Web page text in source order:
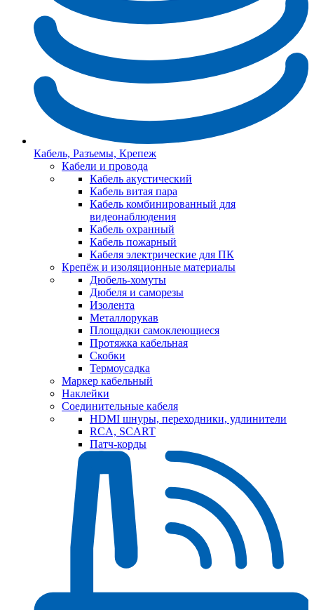
Кабель, Разъемы, Крепеж
Кабели и провода
Кабель акустический
Кабель витая пара
Кабель комбинированный для
видеонаблюдения
Кабель охранный
Кабель пожарный
Кабеля электрические для ПК
Крепёж и изоляционные материалы
Дюбель-хомуты
Дюбеля и саморезы
Изолента
Металлорукав
Площадки самоклеющиеся
Протяжка кабельная
Скобки
Термоусадка
Маркер кабельный
Наклейки
Соединительные кабеля
HDMI шнуры, переходники, удлинители
RCA, SCART
Патч-корды